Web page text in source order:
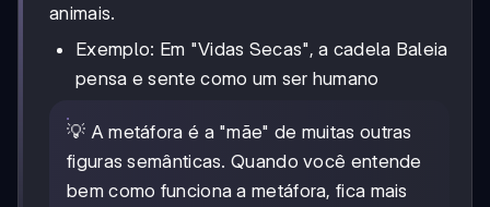
animais.
Exemplo: Em "Vidas Secas", a cadela Baleia
pensa e sente como um ser humano
💡 A metáfora é a "mãe" de muitas outras
figuras semânticas. Quando você entende
bem como funciona a metáfora, fica mais